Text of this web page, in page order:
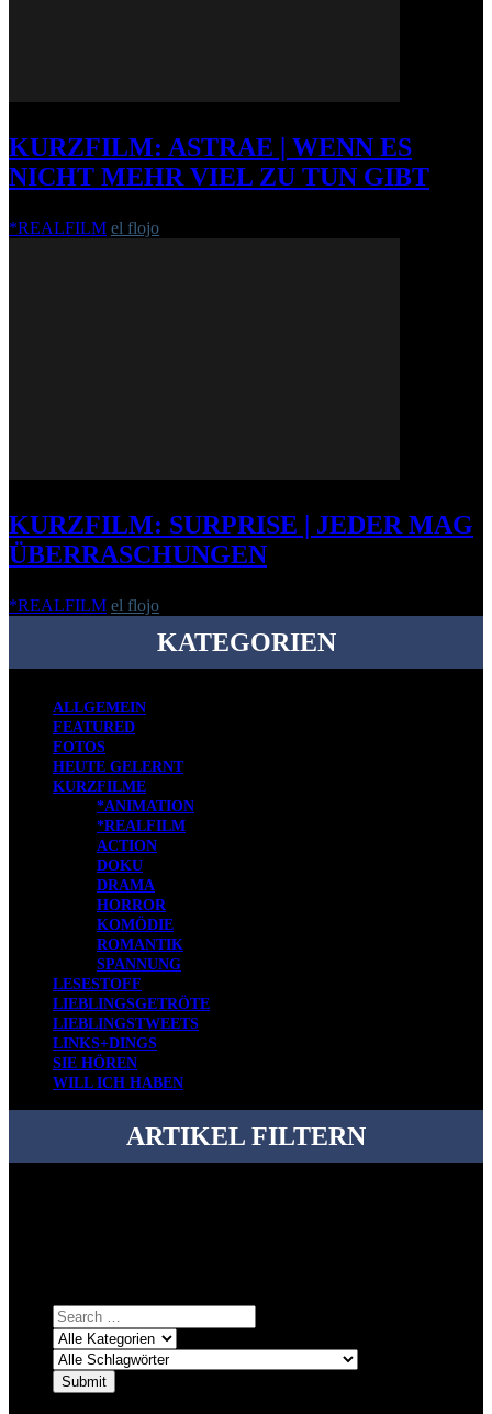
KURZFILM: ASTRAE | WENN ES
NICHT MEHR VIEL ZU TUN GIBT
*REALFILM el flojo
KURZFILM: SURPRISE | JEDER MAG
ÜBERRASCHUNGEN
*REALFILM el flojo
KATEGORIEN
ALLGEMEIN
FEATURED
FOTOS
HEUTE GELERNT
KURZFILME
*ANIMATION
*REALFILM
ACTION
DOKU
DRAMA
HORROR
KOMÖDIE
ROMANTIK
SPANNUNG
LESESTOFF
LIEBLINGSGETRÖTE
LIEBLINGSTWEETS
LINKS+DINGS
SIE HÖREN
WILL ICH HABEN
ARTIKEL FILTERN